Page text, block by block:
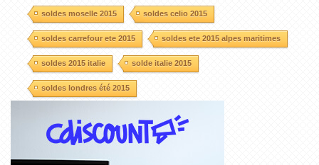
soldes moselle 2015 soldes celio 2015
soldes carrefour ete 2015 soldes ete 2015 alpes maritimes
soldes 2015 italie solde italie 2015
soldes londres été 2015